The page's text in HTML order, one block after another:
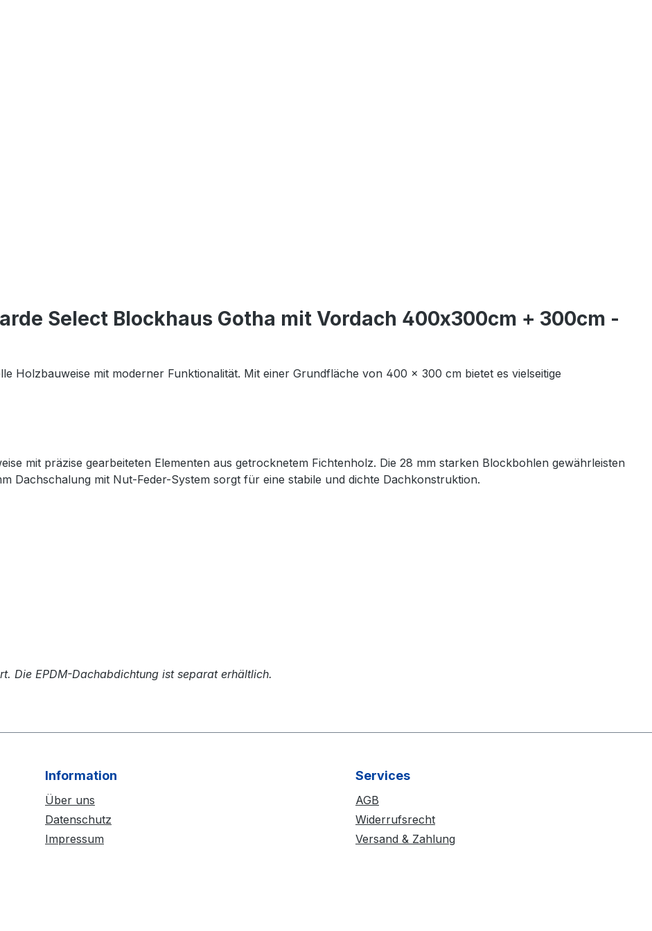
Select Blockhaus Gotha mit Vordach 400x300cm + 300cm -
Holzbauweise mit moderner Funktionalität. Mit einer Grundfläche von 400 × 300 cm bietet es vielseitige
mit präzise gearbeiteten Elementen aus getrocknetem Fichtenholz. Die 28 mm starken Blockbohlen gewährleisten
Dachschalung mit Nut-Feder-System sorgt für eine stabile und dichte Dachkonstruktion.
Die EPDM-Dachabdichtung ist separat erhältlich.
Information
Über uns
Datenschutz
Impressum
Services
AGB
Widerrufsrecht
Versand & Zahlung